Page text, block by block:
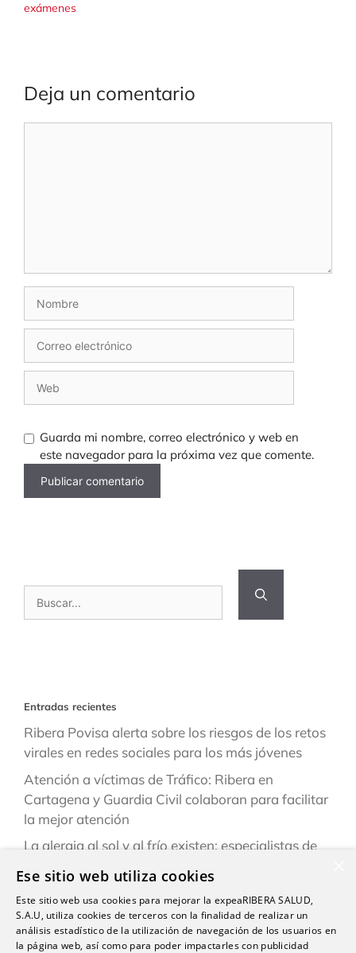
exámenes
Deja un comentario
Nombre
Correo
electrónico
Web
Guarda mi nombre, correo electrónico y web en
este navegador para la próxima vez que comente.
Entradas recientes
Ribera Povisa alerta sobre los riesgos de los retos
virales en redes sociales para los más jóvenes
Atención a víctimas de Tráfico: Ribera en
Cartagena y Guardia Civil colaboran para facilitar
la mejor atención
La alergia al sol y al frío existen: especialistas de
este verano
“Una persona puede estar infestada y contagiar a
otras durante semanas antes de darse cuenta de
Ese sitio web utiliza cookies
Este sitio web usa cookies para mejorar la expeaRIBERA SALUD,
S.A.U, utiliza cookies de terceros con la finalidad de realizar un
análisis estadístico de la utilización de navegación de los usuarios en
la página web, así como para poder impactarles con publicidad